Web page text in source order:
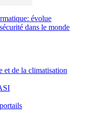
évolue
dans le monde
et de la climatisation